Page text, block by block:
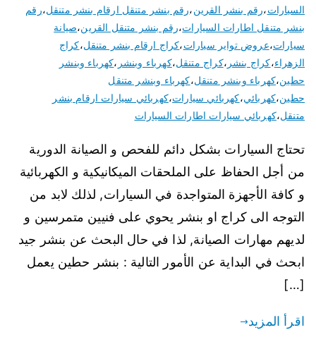
السيارات،رقم بنشر القرين،رقم بنشر متنقل ارقام بنشر متنقل،رقم
بنشر متنقل اطارات السيارات،رقم بنشر متنقل القرين،صيانة
سيارات،عروض تواير سيارات،كراج ارقام بنشر متنقل،كراج
الزهراء،كراج بنشر ،كراج متنقل،كهرباء وبنشر ،كهرباء وبنشر
حطين،كهرباء وبنشر متنقل،كهرباء وبنشر متنقل
حطين،كهربائي،كهربائي سيارات،كهربائي سيارات ارقام بنشر
متنقل،كهربائي سيارات اطارات السيارات
تحتاج السيارات بشكل دائم للفحص و الصيانة الدورية
من أجل الحفاظ على الملحقات الميكانيكية و الكهربائية
و كافة الأجهزة المتواجدة في السيارات, لذلك لابد من
التوجه الى كراج او بنشر يحوي على فنيين متمرسين و
لديهم مهارات الصيانة, لذا في حال البحث عن بنشر جيد
ابحث في البداية عن الأمور التالية : بنشر حطين يعمل
[…]
اقرأ المزيد